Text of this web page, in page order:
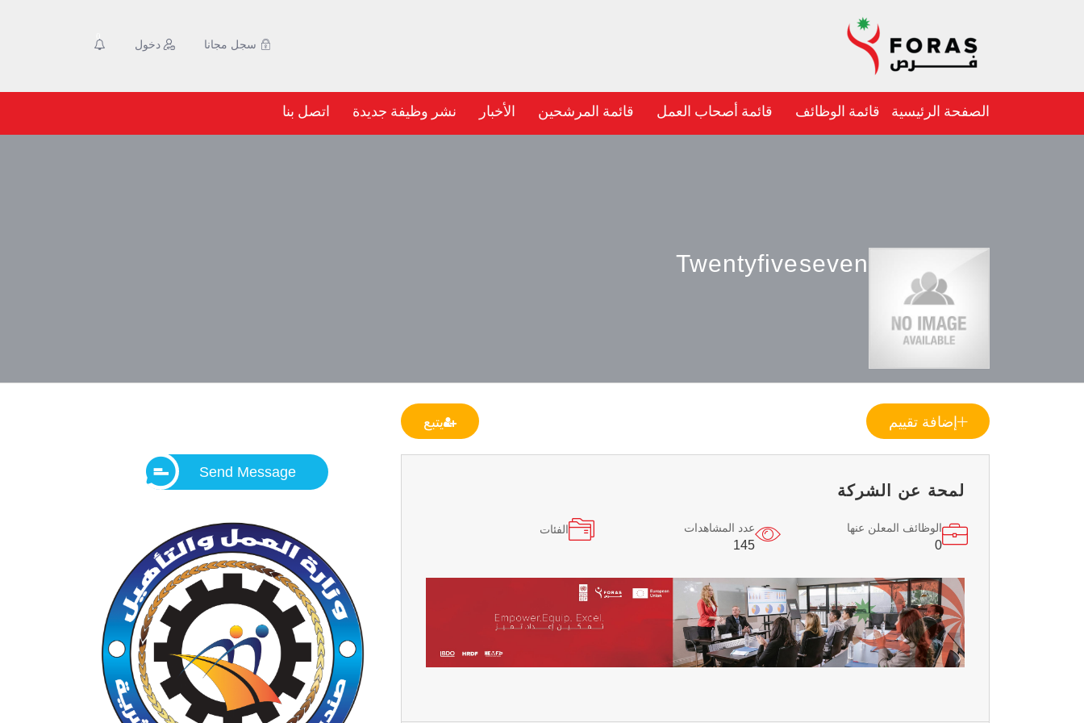
دخول سجل مجانا
الصفحة الرئيسية قائمة الوظائف قائمة أصحاب العمل قائمة المرشحين الأخبار نشر وظيفة جديدة اتصل بنا
Twentyfiveseven
إضافة تقييم يتبع
لمحة عن الشركة
الوظائف المعلن عنها
0
عدد المشاهدات
145
الفئات
Send Message